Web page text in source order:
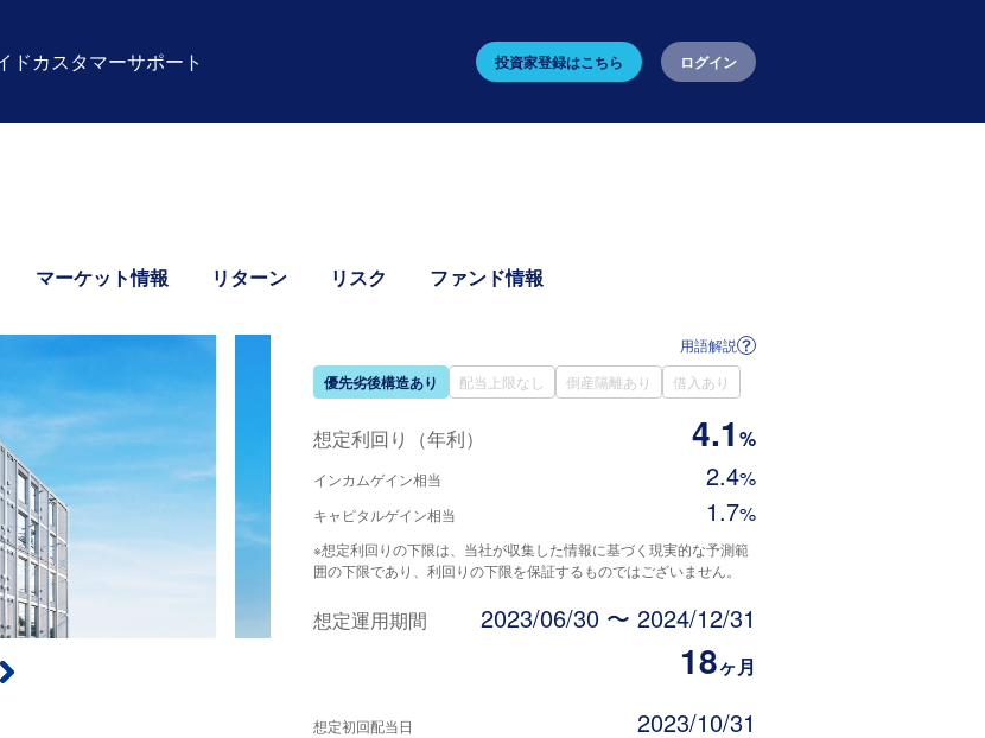
ドカスタマーサポート 投資家登録はこちら ログイン
マーケット情報 リターン リスク ファンド情報
用語解説
優先劣後構造あり 配当上限なし 倒産隔離あり 借入あり
想定利回り（年利） 4.1%
インカムゲイン相当 2.4%
キャピタルゲイン相当 1.7%
※想定利回りの下限は、当社が収集した情報に基づく現実的な予測範
囲の下限であり、利回りの下限を保証するものではございません。
想定運用期間 2023/06/30 〜 2024/12/31
18ヶ月
想定初回配当日 2023/10/31